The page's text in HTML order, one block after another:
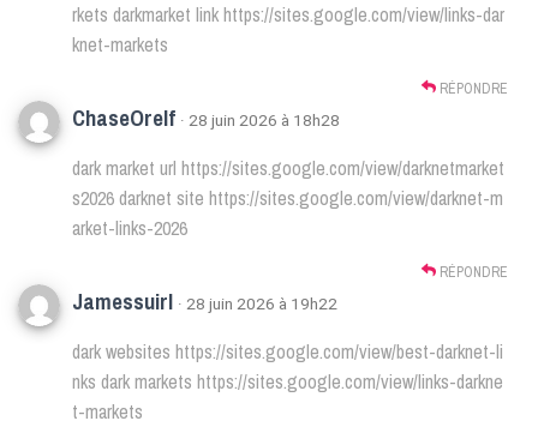
rkets darkmarket linkhttps://sites.google.com/view/links-dar
knet-markets
RÉPONDRE
ChaseOrelf · 28 juin 2026 à 18h28
dark market url https://sites.google.com/view/darknetmarket
s2026darknet site https://sites.google.com/view/darknet-m
arket-links-2026
RÉPONDRE
Jamessuirl · 28 juin 2026 à 19h22
dark websites https://sites.google.com/view/best-darknet-li
nks dark markets https://sites.google.com/view/links-darkne
t-markets